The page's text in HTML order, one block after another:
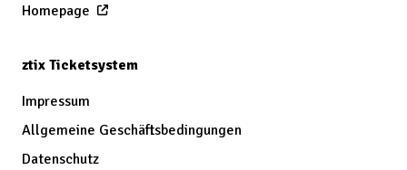
Homepage
ztix Ticketsystem
Impressum
Allgemeine Geschäftsbedingungen
Datenschutz